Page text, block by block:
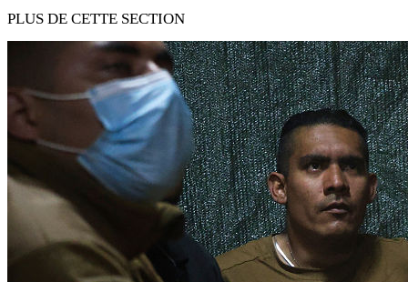
PLUS DE CETTE SECTION